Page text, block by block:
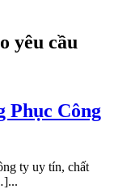
yêu cầu
Phục Công
ty uy tín, chất